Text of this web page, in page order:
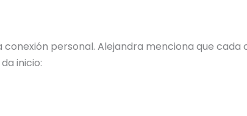
personal. Alejandra menciona que
inicio: